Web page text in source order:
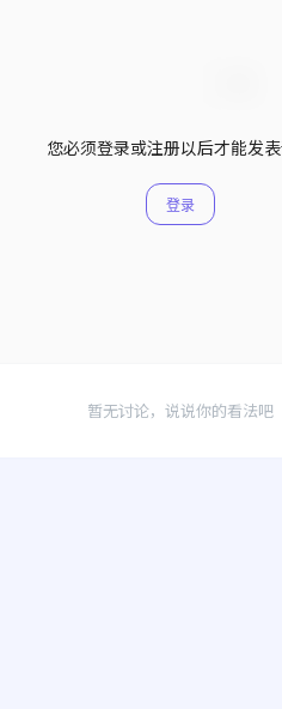
您必须登录或注册以后才能发
登录
暂无讨论，说说你的看法吧